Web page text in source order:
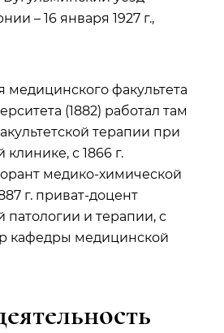
– 16 января 1927 г.,
медицинского факультета
(1882) работал там
терапии при
с 1866 г.
медико-химической
г. приват-доцент
патологии и терапии, с
кафедры медицинской